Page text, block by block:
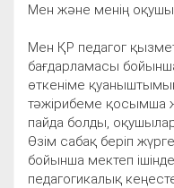
Мен және менің
Мен ҚР педагог
бағдарламасы бойынша
өткеніме
тәжірибеме қосымша
пайда болды,
Өзім сабақ беріп
бойынша мектеп
педагогикалық